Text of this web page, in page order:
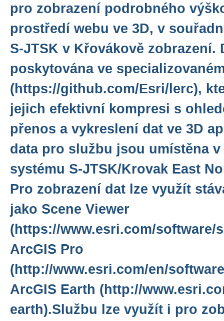
pro zobrazení podrobného
prostředí webu ve 3D, v
S-JTSK v Křovákově zobrazení.
poskytována ve
(https://github.com/Esri/lerc),
jejich efektivní kompresi s
přenos a vykreslení dat ve 3D
data pro službu jsou umístěna
systému S-JTSK/Krovak East
Pro zobrazení dat lze využít
jako Scene Viewer
(https://www.esri.com/software/
ArcGIS Pro
(http://www.esri.com/en/
ArcGIS Earth (http://
earth).Službu lze využít i pro